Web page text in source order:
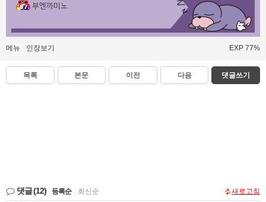
부엔까미노
메뉴 인장보기 EXP 77%
목록 본문 이전 다음 댓글쓰기
댓글(12) 등록순 최신순 새로고침